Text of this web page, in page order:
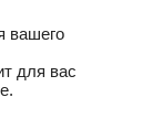
вашего
для вас